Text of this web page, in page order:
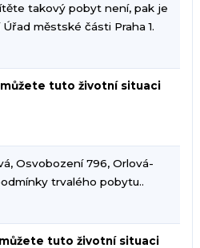
takový pobyt není, pak je
městské části Praha 1.
tuto životní situaci
Osvobození 796, Orlová-
trvalého pobytu..
tuto životní situaci